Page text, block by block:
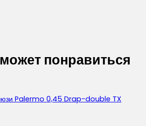
понравиться
Palermo 0,45 Drap-double TX